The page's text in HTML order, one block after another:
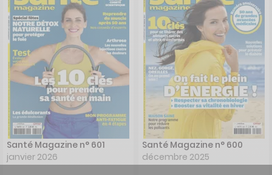
Santé Magazine n° 601
janvier 2026
Santé Magazine n° 600
décembre 2025